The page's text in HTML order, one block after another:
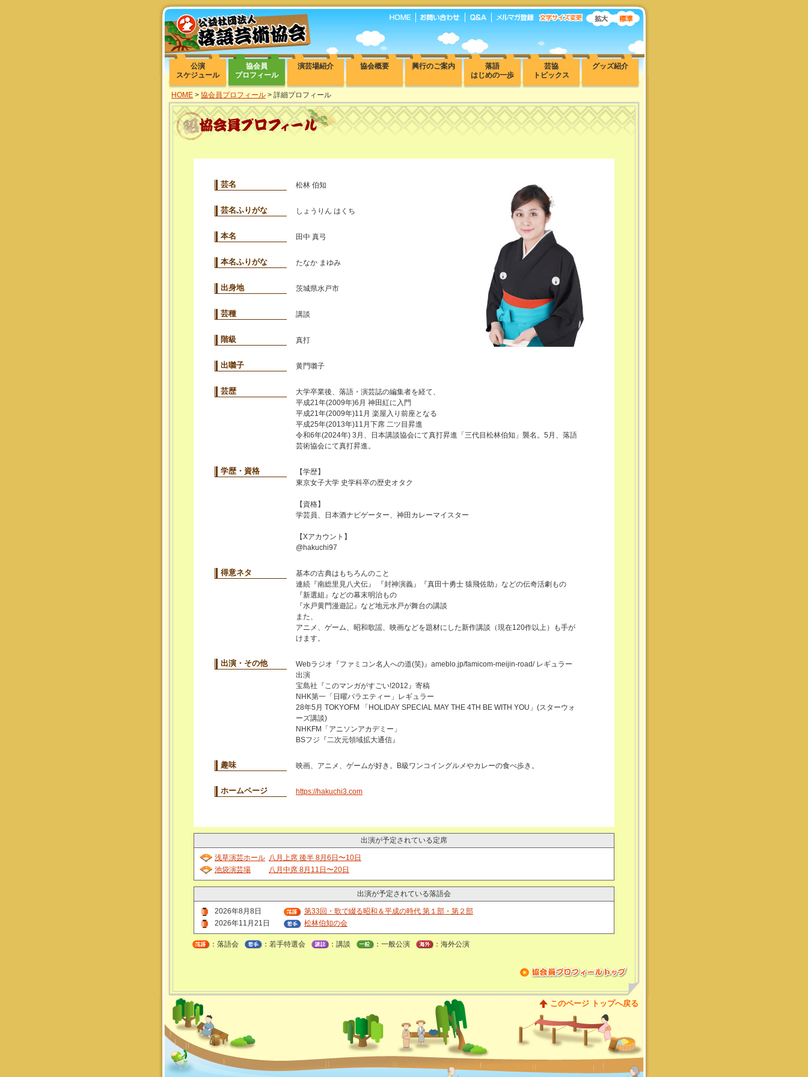
公演
スケジュール
協会員
プロフィール
演芸場紹介 協会概要 興行のご案内
落語
はじめの一歩
芸協
トピックス
グッズ紹介
HOME > 協会員プロフィール > 詳細プロフィール
芸名 松林 伯知
芸名ふりがな しょうりん はくち
本名 田中 真弓
本名ふりがな たなか まゆみ
出身地 茨城県水戸市
芸種 講談
階級 真打
出囃子 黄門囃子
芸歴
大学卒業後、落語・演芸誌の編集者を経て、
平成21年(2009年)6月 神田紅に入門
平成21年(2009年)11月 楽屋入り前座となる
平成25年(2013年)11月下席 二ツ目昇進
令和6年(2024年) 3月、日本講談協会にて真打昇進「三代目松林伯知」襲名。5月、落語
芸術協会にて真打昇進。
学歴・資格
【学歴】
東京女子大学 史学科卒の歴史オタク
【資格】
学芸員、日本酒ナビゲーター、神田カレーマイスター
【Xアカウント】
@hakuchi97
得意ネタ
基本の古典はもちろんのこと
連続『南総里見八犬伝』 『封神演義』『真田十勇士 猿飛佐助』などの伝奇活劇もの
『新選組』などの幕末明治もの
『水戸黄門漫遊記』など地元水戸が舞台の講談
また、
アニメ、ゲーム、昭和歌謡、映画などを題材にした新作講談（現在120作以上）も手が
けます。
出演・その他
Webラジオ『ファミコン名人への道(笑)』ameblo.jp/famicom-meijin-road/ レギュラー
出演
宝島社『このマンガがすごい!2012』寄稿
NHK第一「日曜バラエティー」レギュラー
28年5月 TOKYOFM 「HOLIDAY SPECIAL MAY THE 4TH BE WITH YOU」(スターウォ
ーズ講談)
NHKFM「アニソンアカデミー」
BSフジ『二次元領域拡大通信』
趣味 映画、アニメ、ゲームが好き。B級ワンコイングルメやカレーの食べ歩き。
ホームページ https://hakuchi3.com
出演が予定されている定席
浅草演芸ホール 八月上席 後半 8月6日〜10日
池袋演芸場
八月中席 8月11日〜20日
出演が予定されている落語会
2026年8月8日
第33回・歌で綴る昭和＆平成の時代 第１部・第２部
2026年11月21日
松林伯知の会
：落語会 ：若手特選会 ：講談 ：一般公演 ：海外公演
このページ トップへ戻る